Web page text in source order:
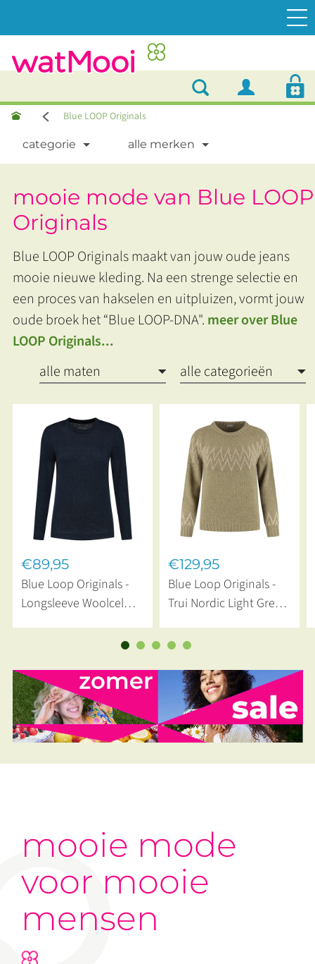
Blue LOOP Originals
categorie alle merken
mooie mode van Blue LOOP
Originals
Blue LOOP Originals maakt van jouw oude jeans
mooie nieuwe kleding. Na een strenge selectie en
een proces van hakselen en uitpluizen, vormt jouw
oude broek het “Blue LOOP-DNA". meer over Blue
LOOP Originals...
€89,95
Blue Loop Originals -
Longsleeve Woolcel
€129,95
Blue Loop Originals -
Trui Nordic Light Green
mooie mode
voor mooie
mensen